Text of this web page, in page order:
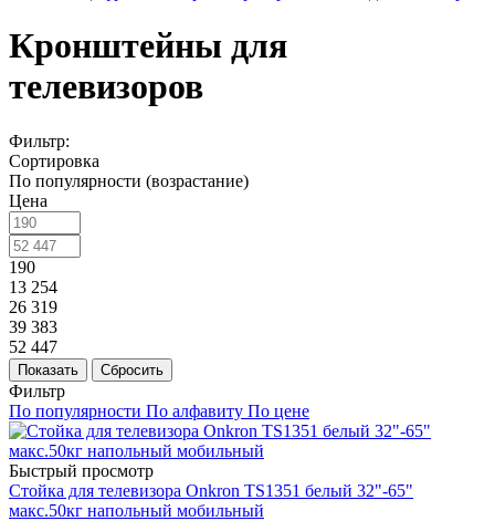
Кронштейны для
телевизоров
Фильтр:
Сортировка
По популярности (возрастание)
Цена
190
13 254
26 319
39 383
52 447
Показать Сбросить
Фильтр
По популярности По алфавиту По цене
Быстрый просмотр
Стойка для телевизора Onkron TS1351 белый 32"-65"
макс.50кг напольный мобильный